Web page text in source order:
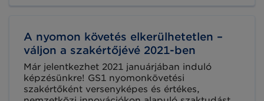
védjegyekkel fémjelzett, megbízható
minőségű termékek mögött ellenőrzött
alapanyagok és gyártási folyamatok állnak,
tudhattuk meg az AMC közleményéből.
A nyomon követés elkerülhetetlen –
váljon a szakértőjévé 2021-ben
Már jelentkezhet 2021 januárjában induló
képzésünkre! GS1 nyomonkövetési
szakértőként versenyképes és értékes,